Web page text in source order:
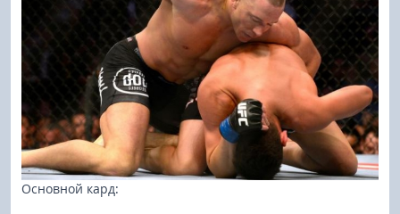
Основной кард: